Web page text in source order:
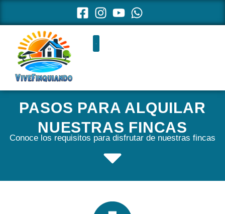
PASOS PARA ALQUILAR
NUESTRAS FINCAS
Conoce los requisitos para disfrutar de nuestras fincas